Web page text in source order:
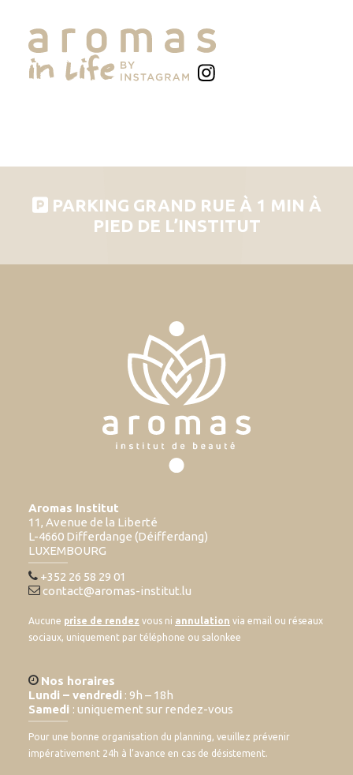
PARKING GRAND RUE À 1 MIN À
PIED DE L’INSTITUT
Aromas Institut
11, Avenue de la Liberté
L-4660 Differdange (Déifferdang)
LUXEMBOURG
+352 26 58 29 01
contact@aromas-institut.lu
Aucune prise de rendez vous ni annulation via email ou réseaux
sociaux, uniquement par téléphone ou salonkee
Nos horaires
Lundi – vendredi : 9h – 18h
Samedi : uniquement sur rendez-vous
Pour une bonne organisation du planning, veuillez prévenir
impérativement 24h à l’avance en cas de désistement.